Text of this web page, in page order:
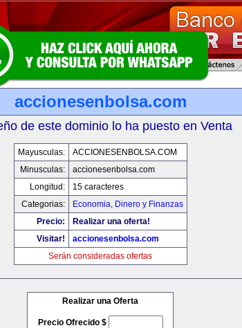
accionesenbolsa.com
de este dominio lo ha puesto en Venta
Mayusculas:
ACCIONESENBOLSA.COM
Minusculas:
accionesenbolsa.com
Longitud:
15 caracteres
Categorias:
Economia, Dinero y Finanzas
Precio:
Realizar una oferta!
Visitar!
accionesenbolsa.com
Serán consideradas ofertas
Realizar una Oferta
Precio Ofrecido $